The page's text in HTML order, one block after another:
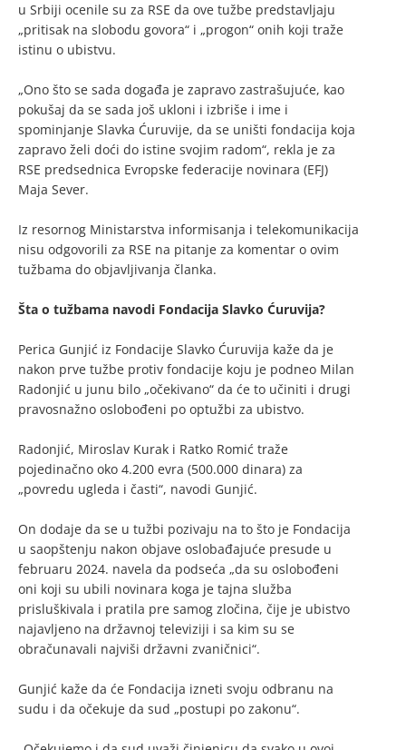
u Srbiji ocenile su za RSE da ove tužbe predstavljaju
„pritisak na slobodu govora“ i „progon“ onih koji traže
istinu o ubistvu.
„Ono što se sada događa je zapravo zastrašujuće, kao
pokušaj da se sada još ukloni i izbriše i ime i
spominjanje Slavka Ćuruvije, da se uništi fondacija koja
zapravo želi doći do istine svojim radom“, rekla je za
RSE predsednica Evropske federacije novinara (EFJ)
Maja Sever.
Iz resornog Ministarstva informisanja i telekomunikacija
nisu odgovorili za RSE na pitanje za komentar o ovim
tužbama do objavljivanja članka.
Šta o tužbama navodi Fondacija Slavko Ćuruvija?
Perica Gunjić iz Fondacije Slavko Ćuruvija kaže da je
nakon prve tužbe protiv fondacije koju je podneo Milan
Radonjić u junu bilo „očekivano“ da će to učiniti i drugi
pravosnažno oslobođeni po optužbi za ubistvo.
Radonjić, Miroslav Kurak i Ratko Romić traže
pojedinačno oko 4.200 evra (500.000 dinara) za
„povredu ugleda i časti“, navodi Gunjić.
On dodaje da se u tužbi pozivaju na to što je Fondacija
u saopštenju nakon objave oslobađajuće presude u
februaru 2024. navela da podseća „da su oslobođeni
oni koji su ubili novinara koga je tajna služba
prisluškivala i pratila pre samog zločina, čije je ubistvo
najavljeno na državnoj televiziji i sa kim su se
obračunavali najviši državni zvaničnici“.
Gunjić kaže da će Fondacija izneti svoju odbranu na
sudu i da očekuje da sud „postupi po zakonu“.